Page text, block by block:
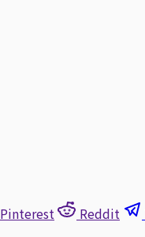
Pinterest Reddit